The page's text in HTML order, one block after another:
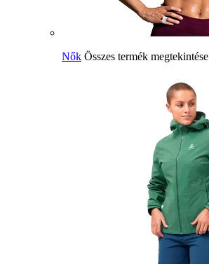
Nők Összes termék megtekintése